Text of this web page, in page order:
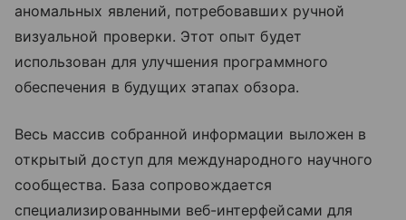
аномальных явлений, потребовавших ручной
визуальной проверки. Этот опыт будет
использован для улучшения программного
обеспечения в будущих этапах обзора.
Весь массив собранной информации выложен в
открытый доступ для международного научного
сообщества. База сопровождается
специализированными веб-интерфейсами для